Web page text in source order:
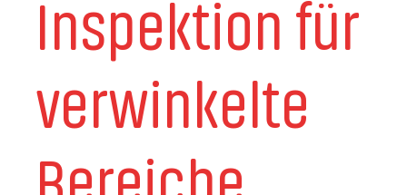
Inspektion für
verwinkelte
Bereiche